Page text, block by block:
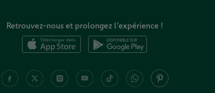
Retrouvez-nous et prolongez l’expérience !